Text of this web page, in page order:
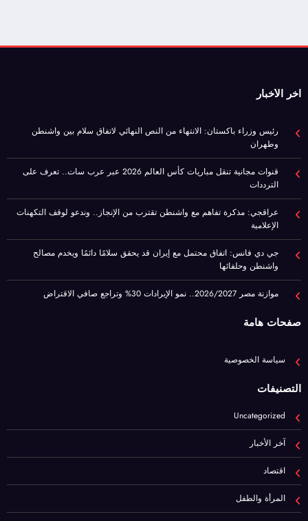
عراقجي: مذكرة تفاهم مع واشنطن تقترب من الإنجاز.. وندعو لوقف التكهنات
الإعلامية
جي دي فانس: اتفاق محتمل مع إيران قد يحقق سلامًا دائمًا ويخدم مصالح
واشنطن وحلفائها
موازنة مصر 2026/2027.. نمو الإيرادات 30% وتراجع صافي الاقتراض
صفحات هامة
سياسة الخصوصية
التصنيفات